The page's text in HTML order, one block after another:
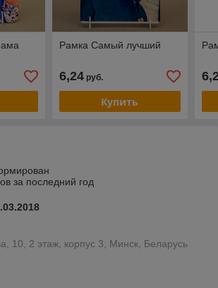
Рамка Самый лучший
6,24руб.
Купить
за последний год
10, 2 этаж, корпус 3, Минск, Беларусь